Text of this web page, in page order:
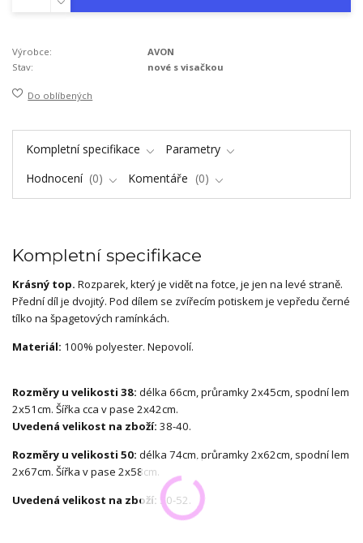
Výrobce:
AVON
Stav:
nové s visačkou
Do oblíbených
Kompletní specifikace
Parametry
Hodnocení
0 Komentáře 0
Kompletní specifikace
Krásný top. Rozparek, který je vidět na fotce, je jen na levé straně.
Přední díl je dvojitý. Pod dílem se zvířecím potiskem je vepředu černé
tílko na špagetových ramínkách.
Materiál: 100% polyester. Nepovolí.
Rozměry u velikosti 38: délka 66cm, průramky 2x45cm, spodní lem
2x51cm. Šířka cca v pase 2x42cm.
Uvedená velikost na zboží: 38-40.
Rozměry u velikosti 50: délka 74cm, průramky 2x62cm, spodní lem
2x67cm. Šířka v pase 2x58cm.
Uvedená velikost na zboží: 50-52.